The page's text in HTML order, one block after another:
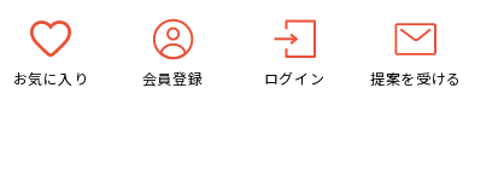
お気に入り 会員登録 ログイン 提案を受ける